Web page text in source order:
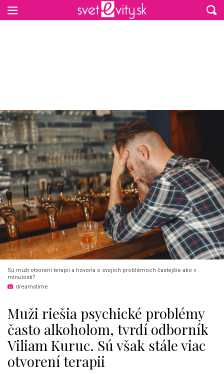
Sú muži otvorení terapii a hovoria o svojich problémoch častejšie ako v
minulosti?
dreamstime
Muži riešia psychické problémy
často alkoholom, tvrdí odborník
Viliam Kuruc. Sú však stále viac
otvorení terapii